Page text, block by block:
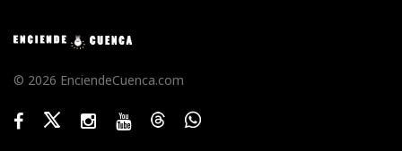
© 2026 EnciendeCuenca.com
FacebookTwitterInstagramYoutubeThreadsWhatsApp